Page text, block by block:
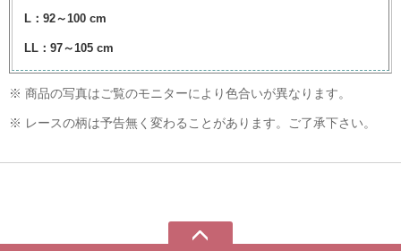
L：92～100 cm
LL：97～105 cm
※ 商品の写真はご覧のモニターにより色合いが異なります。
※ レースの柄は予告無く変わることがあります。ご了承下さい。